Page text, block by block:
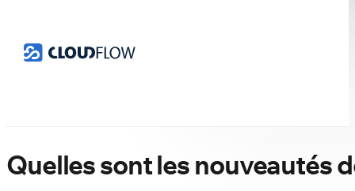
Quelles sont les nouveautés